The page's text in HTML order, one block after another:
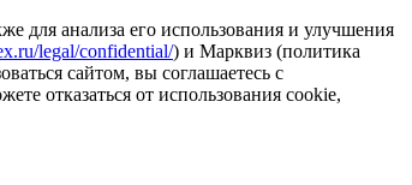
для анализа его использования и улучшения
legal/confidential/) и Марквиз (политика
сайтом, вы соглашаетесь с
отказаться от использования cookie,